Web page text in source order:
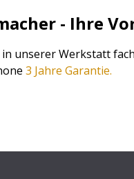
- Ihre
unserer Werkstatt
3 Jahre Garantie.